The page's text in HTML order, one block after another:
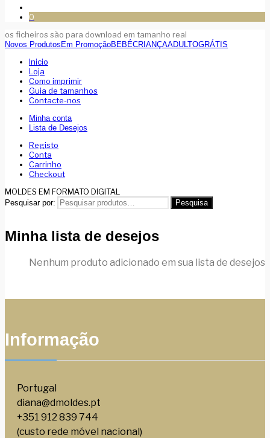
0
os ficheiros são para download em tamanho real
Novos Produtos Em PromoçãoBEBÉCRIANÇAADULTOGRÁTIS
Inicio
Loja
Como imprimir
Guia de tamanhos
Contacte-nos
Minha conta
Lista de Desejos
Registo
Conta
Carrinho
Checkout
MOLDES EM FORMATO DIGITAL
Pesquisar por: Pesquisa
Minha lista de desejos
Nenhum produto adicionado em sua lista de desejos
Informação
Portugal
diana@dmoldes.pt
+351 912 839 744
(custo rede móvel nacional)